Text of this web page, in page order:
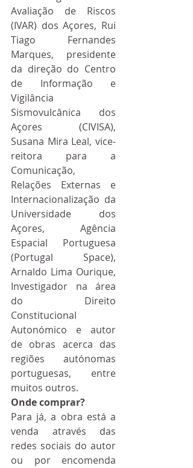
Avaliação de Riscos
(IVAR) dos Açores, Rui
Tiago Fernandes
Marques, presidente
da direção do Centro
de Informação e
Vigilância
Sismovulcânica dos
Açores (CIVISA),
Susana Mira Leal, vice-
reitora para a
Comunicação,
Relações Externas e
Internacionalização da
Universidade dos
Açores, Agência
Espacial Portuguesa
(Portugal Space),
Arnaldo Lima Ourique,
Investigador na área
do Direito
Constitucional
Autonómico e autor
de obras acerca das
regiões autónomas
portuguesas, entre
muitos outros.
Onde comprar?
Para já, a obra está a
venda através das
redes sociais do autor
ou por encomenda